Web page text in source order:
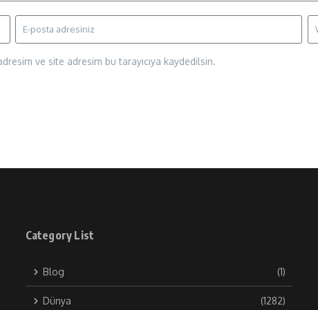
ve site adresim bu tarayıcıya kaydedilsin.
Category List
Blog (1)
Dünya (1282)